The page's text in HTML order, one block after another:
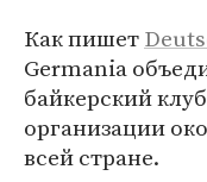
Как пишет
Germania
байкерский
организации
всей стране.